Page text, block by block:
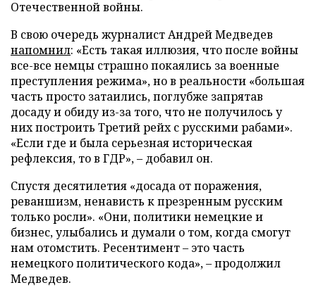
Отечественной войны.
В свою очередь журналист Андрей Медведев
напомнил: «Есть такая иллюзия, что после войны
все-все немцы страшно покаялись за военные
преступления режима», но в реальности «большая
часть просто затаились, поглубже запрятав
досаду и обиду из-за того, что не получилось у
них построить Третий рейх с русскими рабами».
«Если где и была серьезная историческая
рефлексия, то в ГДР», – добавил он.
Спустя десятилетия «досада от поражения,
реваншизм, ненависть к презренным русским
только росли». «Они, политики немецкие и
бизнес, улыбались и думали о том, когда смогут
нам отомстить. Ресентимент – это часть
немецкого политического кода», – продолжил
Медведев.